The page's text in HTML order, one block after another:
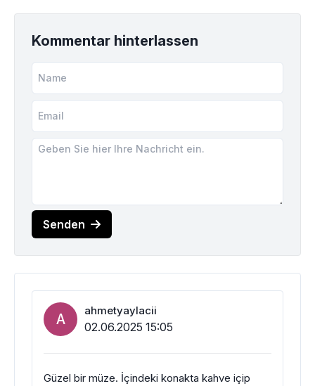
Kommentar hinterlassen
Senden
A ahmetyaylacii
02.06.2025 15:05
Güzel bir müze. İçindeki konakta kahve içip